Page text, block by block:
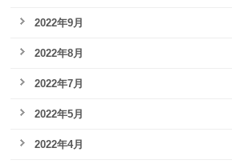
2022年9月
2022年8月
2022年7月
2022年5月
2022年4月